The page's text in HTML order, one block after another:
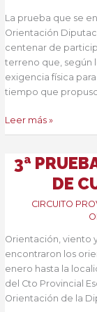
La prueba que se
Orientación
centenar de
terreno que, según
exigencia física
tiempo que
II
Trofeo
Resultados
Leer más »
3ª
DE
CIRCUITO
Orientación, viento
encontraron los
enero hasta la
del Cto Provincial
Orientación de la